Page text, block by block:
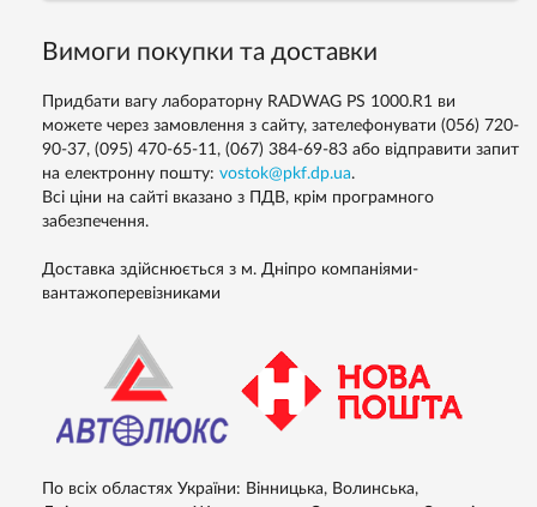
Вимоги покупки та доставки
Придбати вагу лабораторну RADWAG PS 1000.R1 ви
можете через замовлення з сайту, зателефонувати (056) 720-
90-37, (095) 470-65-11, (067) 384-69-83 або відправити запит
на електронну пошту: vostok@pkf.dp.ua.
Всі ціни на сайті вказано з ПДВ, крім програмного
забезпечення.
Доставка здійснюється з м. Дніпро компаніями-
вантажоперевізниками
По всіх областях України: Вінницька, Волинська,